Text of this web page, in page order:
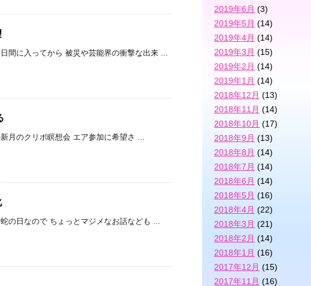
に入ってから 被災や芸能界の衝撃な出来 ...
のクリボ瞑想会 エア参加に希望さ ...
日なので ちょっとマジメなお話なども ...
2019年6月 (3)
2019年5月 (14)
2019年4月 (14)
2019年3月 (15)
2019年2月 (14)
2019年1月 (14)
2018年12月 (13)
2018年11月 (14)
2018年10月 (17)
2018年9月 (13)
2018年8月 (14)
2018年7月 (14)
2018年6月 (14)
2018年5月 (16)
2018年4月 (22)
2018年3月 (21)
2018年2月 (14)
2018年1月 (16)
2017年12月 (15)
2017年11月 (16)